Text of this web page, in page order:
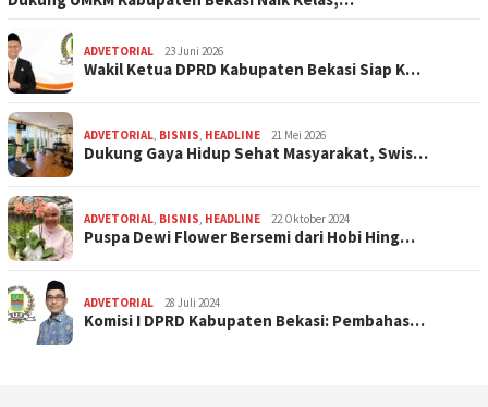
ADVETORIAL 23 Juni 2026
Wakil Ketua DPRD Kabupaten Bekasi Siap K…
ADVETORIAL, BISNIS, HEADLINE 21 Mei 2026
Dukung Gaya Hidup Sehat Masyarakat, Swis…
ADVETORIAL, BISNIS, HEADLINE 22 Oktober 2024
Puspa Dewi Flower Bersemi dari Hobi Hing…
ADVETORIAL 28 Juli 2024
Komisi I DPRD Kabupaten Bekasi: Pembahas…